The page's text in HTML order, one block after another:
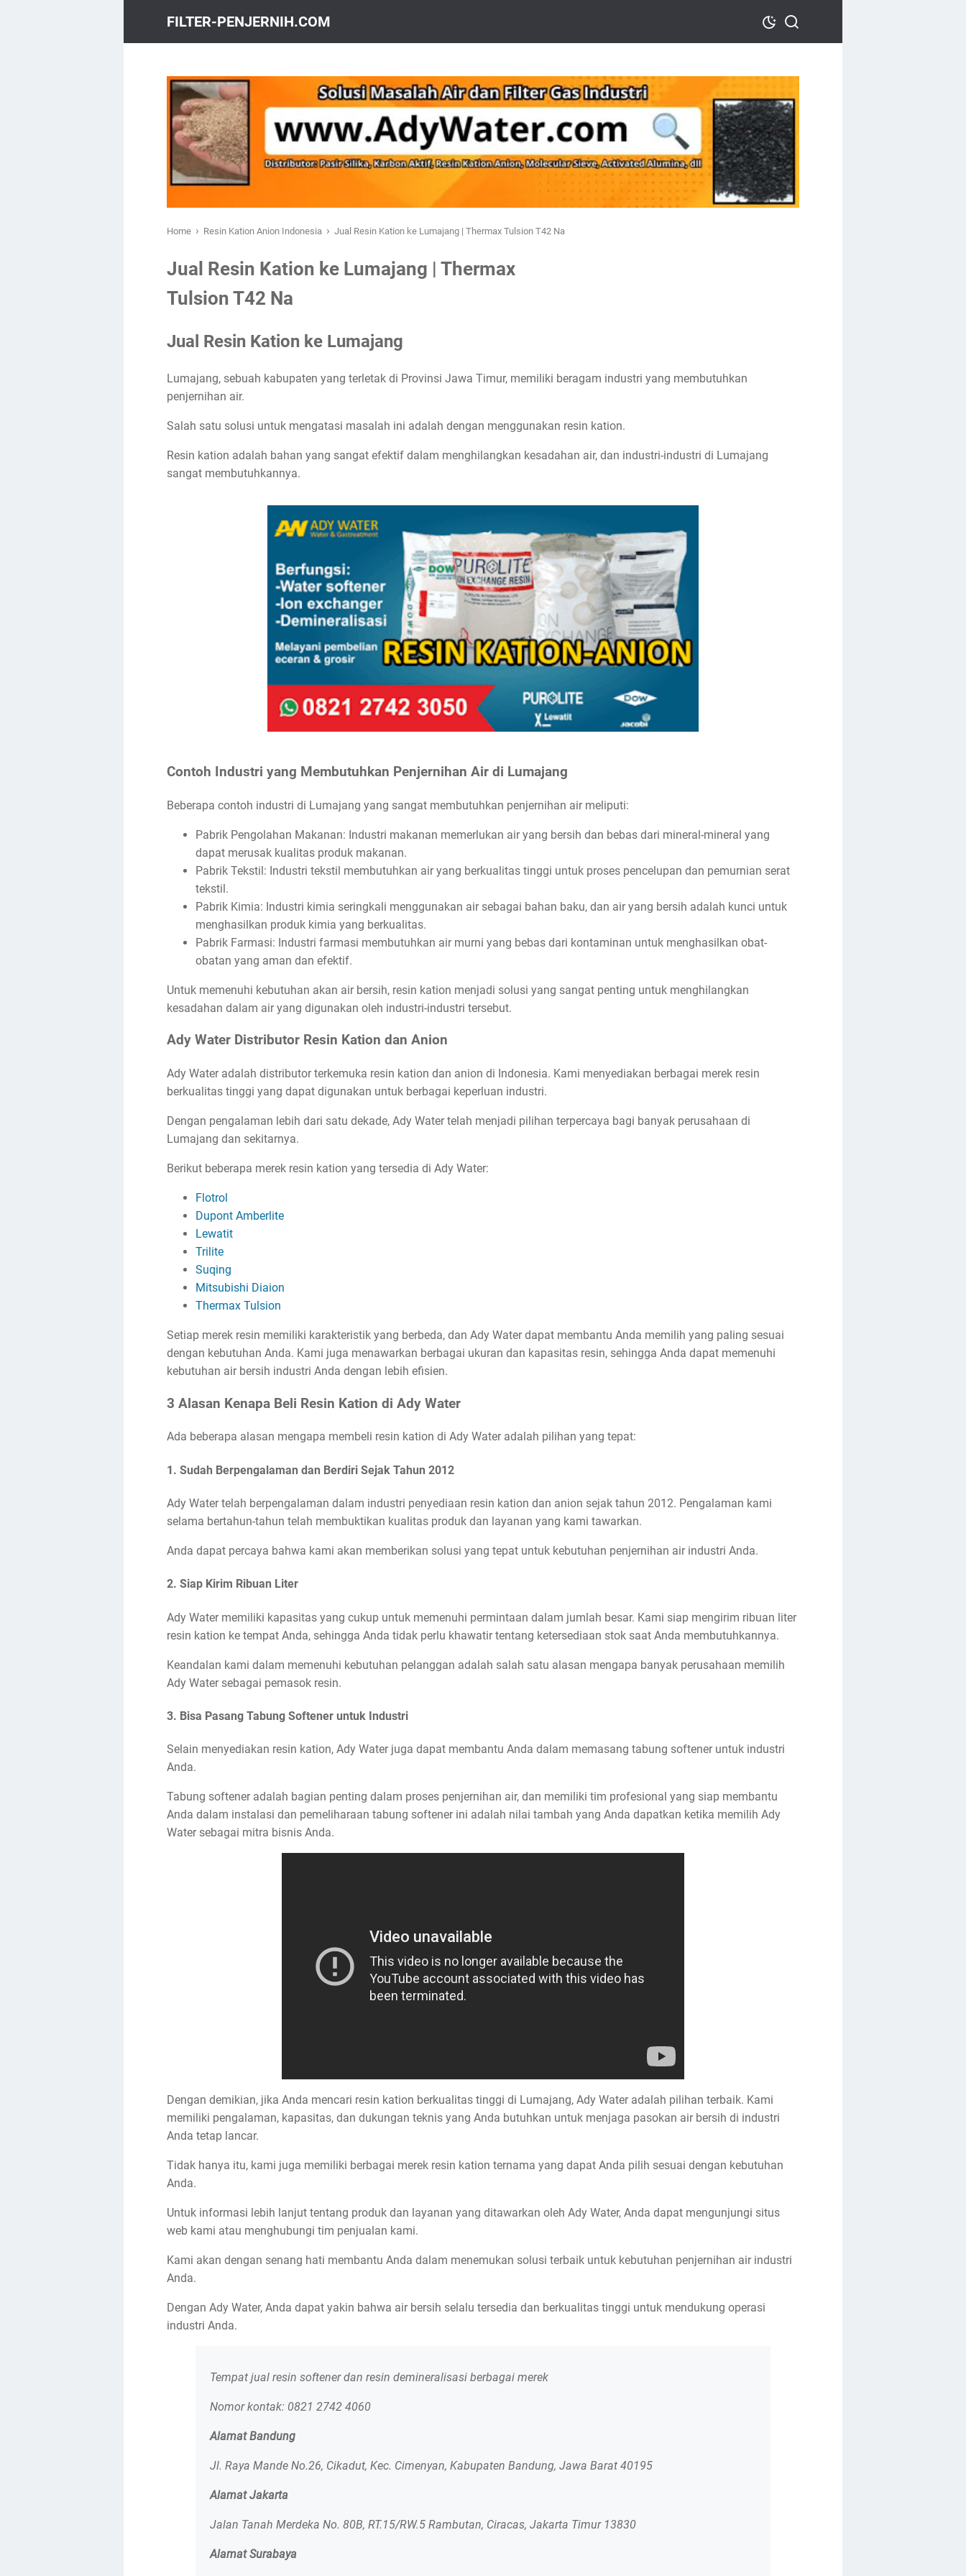
FILTER-PENJERNIH.COM
Home › Resin Kation Anion Indonesia › Jual Resin Kation ke Lumajang | Thermax Tulsion T42 Na
Jual Resin Kation ke Lumajang | Thermax
Tulsion T42 Na
Jual Resin Kation ke Lumajang
Lumajang, sebuah kabupaten yang terletak di Provinsi Jawa Timur, memiliki beragam industri yang membutuhkan
penjernihan air.
Salah satu solusi untuk mengatasi masalah ini adalah dengan menggunakan resin kation.
Resin kation adalah bahan yang sangat efektif dalam menghilangkan kesadahan air, dan industri-industri di Lumajang
sangat membutuhkannya.
Contoh Industri yang Membutuhkan Penjernihan Air di Lumajang
Beberapa contoh industri di Lumajang yang sangat membutuhkan penjernihan air meliputi:
Pabrik Pengolahan Makanan: Industri makanan memerlukan air yang bersih dan bebas dari mineral-mineral yang
dapat merusak kualitas produk makanan.
Pabrik Tekstil: Industri tekstil membutuhkan air yang berkualitas tinggi untuk proses pencelupan dan pemurnian serat
tekstil.
Pabrik Kimia: Industri kimia seringkali menggunakan air sebagai bahan baku, dan air yang bersih adalah kunci untuk
menghasilkan produk kimia yang berkualitas.
Pabrik Farmasi: Industri farmasi membutuhkan air murni yang bebas dari kontaminan untuk menghasilkan obat-
obatan yang aman dan efektif.
Untuk memenuhi kebutuhan akan air bersih, resin kation menjadi solusi yang sangat penting untuk menghilangkan
kesadahan dalam air yang digunakan oleh industri-industri tersebut.
Ady Water Distributor Resin Kation dan Anion
Ady Water adalah distributor terkemuka resin kation dan anion di Indonesia. Kami menyediakan berbagai merek resin
berkualitas tinggi yang dapat digunakan untuk berbagai keperluan industri.
Dengan pengalaman lebih dari satu dekade, Ady Water telah menjadi pilihan terpercaya bagi banyak perusahaan di
Lumajang dan sekitarnya.
Berikut beberapa merek resin kation yang tersedia di Ady Water:
Flotrol
Dupont Amberlite
Lewatit
Trilite
Suqing
Mitsubishi Diaion
Thermax Tulsion
Setiap merek resin memiliki karakteristik yang berbeda, dan Ady Water dapat membantu Anda memilih yang paling sesuai
dengan kebutuhan Anda. Kami juga menawarkan berbagai ukuran dan kapasitas resin, sehingga Anda dapat memenuhi
kebutuhan air bersih industri Anda dengan lebih efisien.
3 Alasan Kenapa Beli Resin Kation di Ady Water
Ada beberapa alasan mengapa membeli resin kation di Ady Water adalah pilihan yang tepat:
1. Sudah Berpengalaman dan Berdiri Sejak Tahun 2012
Ady Water telah berpengalaman dalam industri penyediaan resin kation dan anion sejak tahun 2012. Pengalaman kami
selama bertahun-tahun telah membuktikan kualitas produk dan layanan yang kami tawarkan.
Anda dapat percaya bahwa kami akan memberikan solusi yang tepat untuk kebutuhan penjernihan air industri Anda.
2. Siap Kirim Ribuan Liter
Ady Water memiliki kapasitas yang cukup untuk memenuhi permintaan dalam jumlah besar. Kami siap mengirim ribuan liter
resin kation ke tempat Anda, sehingga Anda tidak perlu khawatir tentang ketersediaan stok saat Anda membutuhkannya.
Keandalan kami dalam memenuhi kebutuhan pelanggan adalah salah satu alasan mengapa banyak perusahaan memilih
Ady Water sebagai pemasok resin.
3. Bisa Pasang Tabung Softener untuk Industri
Selain menyediakan resin kation, Ady Water juga dapat membantu Anda dalam memasang tabung softener untuk industri
Anda.
Tabung softener adalah bagian penting dalam proses penjernihan air, dan memiliki tim profesional yang siap membantu
Anda dalam instalasi dan pemeliharaan tabung softener ini adalah nilai tambah yang Anda dapatkan ketika memilih Ady
Water sebagai mitra bisnis Anda.
Dengan demikian, jika Anda mencari resin kation berkualitas tinggi di Lumajang, Ady Water adalah pilihan terbaik. Kami
memiliki pengalaman, kapasitas, dan dukungan teknis yang Anda butuhkan untuk menjaga pasokan air bersih di industri
Anda tetap lancar.
Tidak hanya itu, kami juga memiliki berbagai merek resin kation ternama yang dapat Anda pilih sesuai dengan kebutuhan
Anda.
Untuk informasi lebih lanjut tentang produk dan layanan yang ditawarkan oleh Ady Water, Anda dapat mengunjungi situs
web kami atau menghubungi tim penjualan kami.
Kami akan dengan senang hati membantu Anda dalam menemukan solusi terbaik untuk kebutuhan penjernihan air industri
Anda.
Dengan Ady Water, Anda dapat yakin bahwa air bersih selalu tersedia dan berkualitas tinggi untuk mendukung operasi
industri Anda.
Tempat jual resin softener dan resin demineralisasi berbagai merek
Nomor kontak: 0821 2742 4060
Alamat Bandung
Jl. Raya Mande No.26, Cikadut, Kec. Cimenyan, Kabupaten Bandung, Jawa Barat 40195
Alamat Jakarta
Jalan Tanah Merdeka No. 80B, RT.15/RW.5 Rambutan, Ciracas, Jakarta Timur 13830
Alamat Surabaya